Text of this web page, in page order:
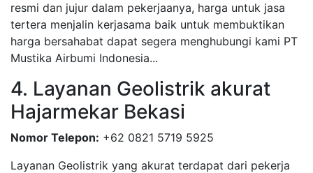
resmi dan jujur dalam pekerjaanya, harga untuk jasa
tertera menjalin kerjasama baik untuk membuktikan
harga bersahabat dapat segera menghubungi kami PT
Mustika Airbumi Indonesia...
4. Layanan Geolistrik akurat
Hajarmekar Bekasi
Nomor Telepon: +62 0821 5719 5925
Layanan Geolistrik yang akurat terdapat dari pekerja